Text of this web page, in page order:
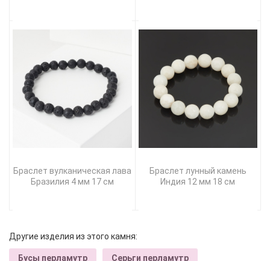
Браслет вулканическая лава
Бразилия 4 мм 17 см
Браслет лунный камень
Индия 12 мм 18 см
Другие изделия из этого камня:
Бусы перламутр Серьги перламутр